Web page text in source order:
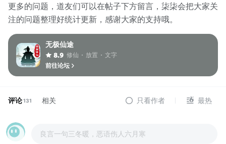
更多的问题，道友们可以在帖子下方留言，柒柒会把大家关
注的问题整理好统计更新，感谢大家的支持哦。
无极仙途
8.9 修仙 放置
文字
前往论坛
评论131 相关 只看作者 最热
良言一句三冬暖，恶语伤人六月寒